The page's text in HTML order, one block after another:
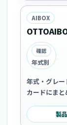
AIBOX
確認
年式別
年式・グレ
カードにまと
製